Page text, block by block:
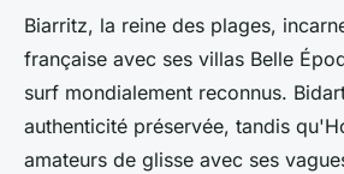
Biarritz, la reine des plages,
française avec ses villas Belle
surf mondialement reconnus.
authenticité préservée, tandis
amateurs de glisse avec ses